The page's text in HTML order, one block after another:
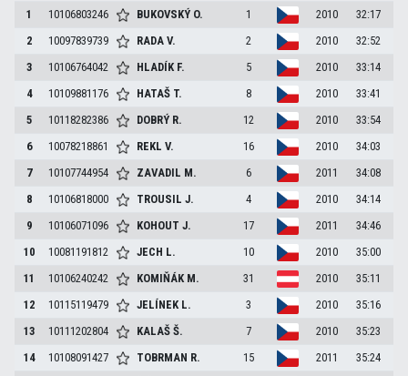
1 10106803246 BUKOVSKÝ O. 1 2010
32:17
2
10097839739 RADAV. 2 2010
32:52
3
10106764042 HLADÍK F. 5 2010
33:14
4
10109881176 HATAŠ T. 8 2010
33:41
5
10118282386 DOBRÝ R. 12 2010
33:54
6
10078218861 REKLV. 16 2010
34:03
7
10107744954 ZAVADIL M. 6 2011
34:08
8
10106818000 TROUSILJ. 4 2010
34:14
9
10106071096 KOHOUTJ. 17 2011
34:46
10
10081191812 JECH L. 10 2010
35:00
11
10106240242 KOMIŇÁK M. 31 2010
35:11
12
10115119479 JELÍNEK L. 3 2010
35:16
13
10111202804 KALAŠŠ. 7 2010
35:23
14
10108091427 TOBRMAN R. 15 2011
35:24